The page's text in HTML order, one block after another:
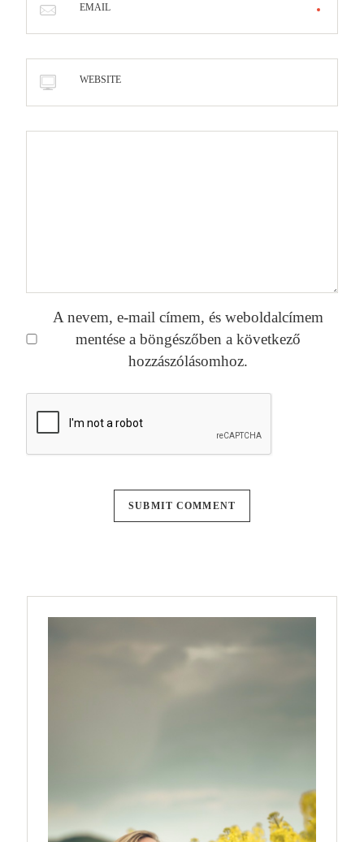
EMAIL
WEBSITE
A nevem, e-mail címem, és weboldalcímem
mentése a böngészőben a következő
hozzászólásomhoz.